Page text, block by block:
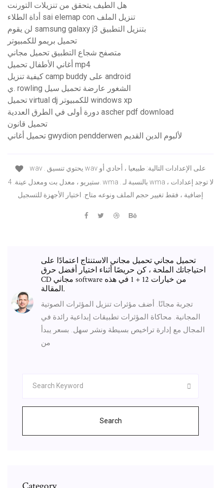
هل الطيف يتحقق من تنزيلات التورنت
أداة الطلاء sai elemap con تنزيل الملف
لن يقوم samsung galaxy j3 بتنزيل التطبيق
تحميل بريمو للكمبيوتر
متصفح شجاع التطبيق تحميل مجاني
أغاني الأطفال تحميل mp4
كيفية تنزيل camp buddy على android
ي. rowling الشغور عارضة تحميل سيل
تحميل virtual dj للكمبيوتر windows xp
دورة أولى في الطرق العددية ascher pdf download
تحميل قانون
تحميل أغاني gwydion pendderwen لألبوم الدين القديم
wav . يحتوي تنسيق wav على الإعدادات التالية: طبيعيا ، أحادي أو
ستيريو ، معدل بت ومعدل عينة. 4. wma . بالنسبة لـ wma ، لا توجد إعدادات
إضافية ، فقط تغيير حجم الملف ونوعه متاح. اختيار الأجهزة للتسجيل
تحميل مجاني تحميل مجاني الاستنتاج اعتمادًا على
احتياجاتك الملحة ، كن حريصًا أثناء اختيار أفضل حرق
CD مجاني software من خيارات 12 + 1 في هذه
المقالة.
تجربة مجانًا. أضف مؤثرات تنزيل المؤثرات الصوتية
المجانية. محاكاة المؤثرات تطبيقات إبداعية رائدة في
المجال مع إدارة تراخيص بسيطة ونشر سهل. بسعر يبدأ
Search